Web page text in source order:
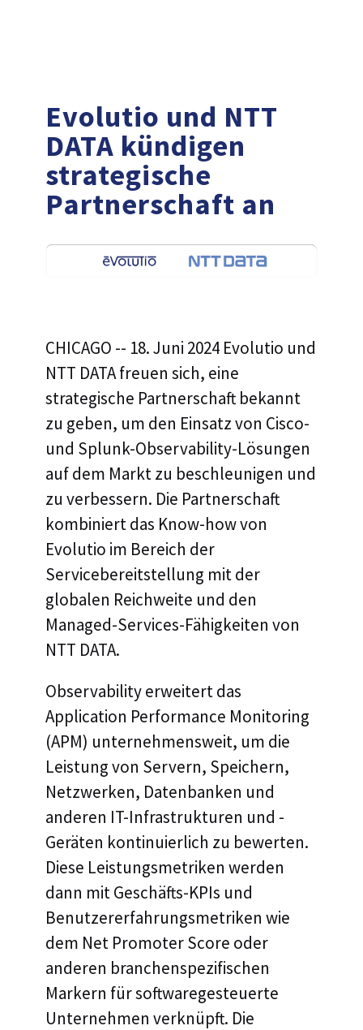
Evolutio und NTT
DATA kündigen
strategische
Partnerschaft an
CHICAGO -- 18. Juni 2024 Evolutio und
NTT DATA freuen sich, eine
strategische Partnerschaft bekannt
zu geben, um den Einsatz von Cisco-
und Splunk-Observability-Lösungen
auf dem Markt zu beschleunigen und
zu verbessern. Die Partnerschaft
kombiniert das Know-how von
Evolutio im Bereich der
Servicebereitstellung mit der
globalen Reichweite und den
Managed-Services-Fähigkeiten von
NTT DATA.
Observability erweitert das
Application Performance Monitoring
(APM) unternehmensweit, um die
Leistung von Servern, Speichern,
Netzwerken, Datenbanken und
anderen IT-Infrastrukturen und -
Geräten kontinuierlich zu bewerten.
Diese Leistungsmetriken werden
dann mit Geschäfts-KPIs und
Benutzererfahrungsmetriken wie
dem Net Promoter Score oder
anderen branchenspezifischen
Markern für softwaregesteuerte
Unternehmen verknüpft. Die